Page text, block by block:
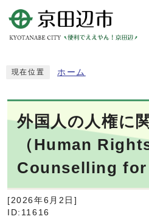
現在位置 ホーム
外国人の人権に
（Human
Counselling for
[2026年6月2日]
ID:11616